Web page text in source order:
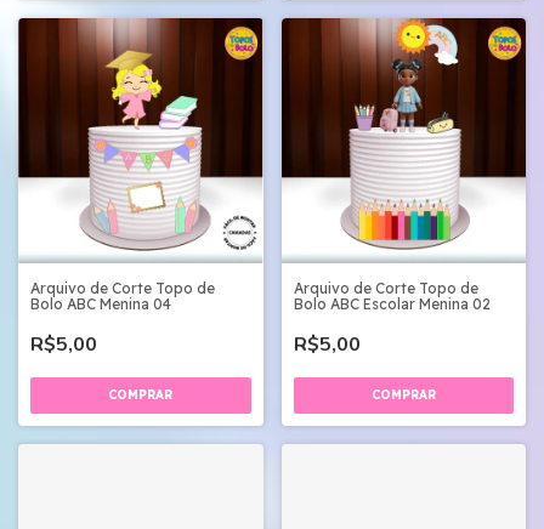
Arquivo de Corte Topo de
Bolo ABC Menina 04
R$5,00
Arquivo de Corte Topo de
Bolo ABC Escolar Menina 02
R$5,00